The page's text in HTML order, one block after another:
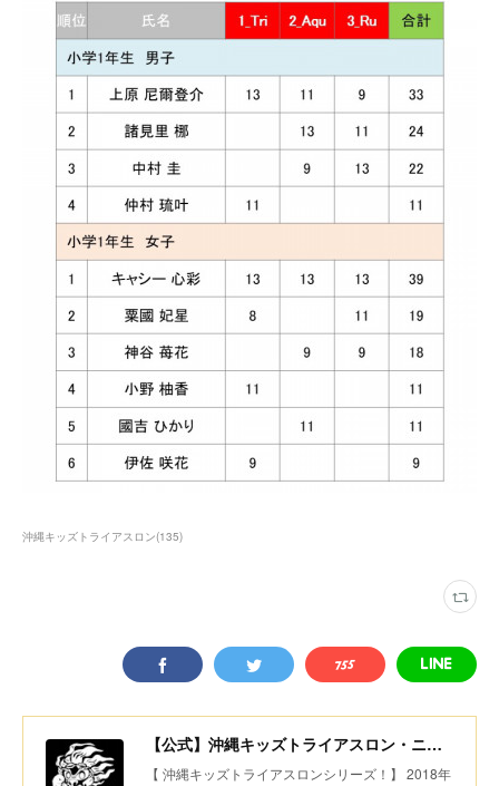
沖縄キッズトライアスロン(135)
【公式】沖縄キッズトライアスロン・ニコニコちびっ子デュアスロン・美ら島スポーツ
【 沖縄キッズトライアスロンシリーズ！】 2018年